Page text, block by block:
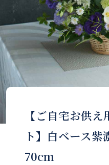
【ご自宅お供
ト】白ベース
70cm